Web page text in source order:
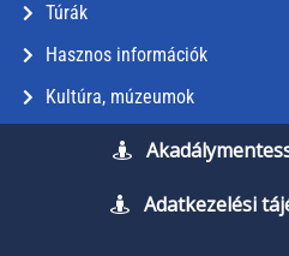
Túrák
Hasznos információk
Kultúra, múzeumok
Adatkezelési